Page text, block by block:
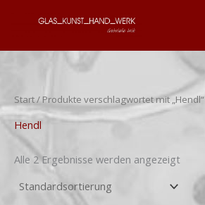
Start/ Produkte verschlagwortet mit „Hendl“
Hendl
Alle 2 Ergebnisse werden angezeigt